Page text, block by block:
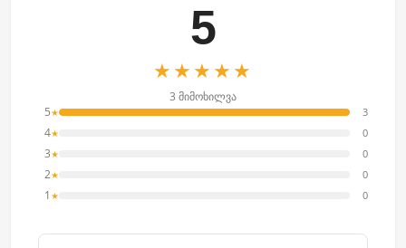
5
★★★★★
3 მიმოხილვა
5★ 3
4★ 0
3★ 0
2★ 0
1 ★ 0